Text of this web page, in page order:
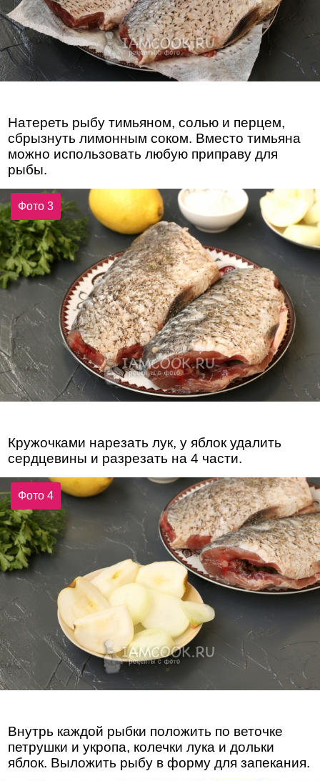
Натереть рыбу тимьяном, солью и перцем,
сбрызнуть лимонным соком. Вместо тимьяна
можно использовать любую приправу для
рыбы.
Фото 3
Кружочками нарезать лук, у яблок удалить
сердцевины и разрезать на 4 части.
Фото 4
Внутрь каждой рыбки положить по веточке
петрушки и укропа, колечки лука и дольки
яблок. Выложить рыбу в форму для запекания.